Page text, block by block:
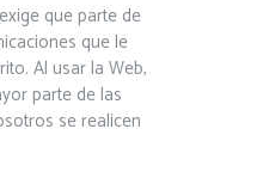
que parte de
que le
Al usar la Web,
parte de las
se realicen